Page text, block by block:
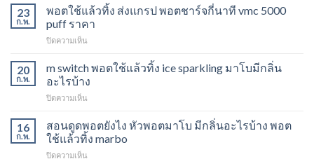
ไม่
หัว
โบ
พีช
กลิ่น
พอ
ตมา
M
Switch
15K
หัว
โบ
ขาย
ใช้
แล้ว
ใกล้
23
ก.พ.
พอตใช้แล้วทิ้ง ส่งแกรป พอตชาร์จกี่นาที vmc 5000
puff ราคา
ปิดความเห็น
แล้ว
ทิ้ง
ส่ง
พอต
ชาร์จ
นาที
20
ก.พ.
m switch พอตใช้แล้วทิ้ง ice sparkling มาโบมีกลิ่น
อะไรบ้าง
ปิดความเห็น
switch
พอต
ใช้
แล้ว
16
ก.พ.
สอนดูดพอตยังไง หัวพอตมาโบ มีกลิ่นอะไรบ้าง พอต
ใช้แล้วทิ้ง marbo
ปิดความเห็น